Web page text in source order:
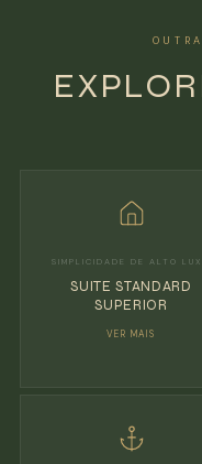
SIMPLICIDADE DE ALTO
SUITE STANDARD
SUPERIOR
VER MAIS